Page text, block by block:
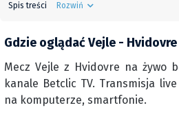
Spis treści Rozwiń
Gdzie oglądać Vejle - Hvidovre
Mecz Vejle z Hvidovre na żywo
kanale Betclic TV. Transmisja
na komputerze, smartfonie.